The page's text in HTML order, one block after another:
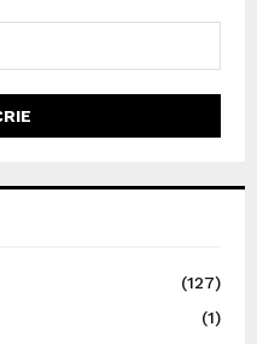
(127)
(1)